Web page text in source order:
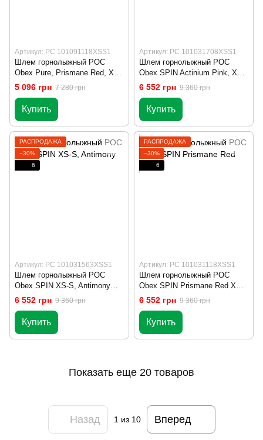
Артикул: PC 101091118XSS1
Шлем горнолыжный POC
Obex Pure, Prismane Red, XS-
S (PC 101091118XSS1)
5 096 грн 7 280 грн
Купить
Артикул: PC 101031708XSS1
Шлем горнолыжный POC
Obex SPIN Actinium Pink, XS-
S
6 552 грн 9 360 грн
Купить
РАСПРОДАЖА
−30%
6
Артикул: PC 101031563XSS1
Шлем горнолыжный POC
Obex SPIN XS-S, Antimony
Blue
6 552 грн 9 360 грн
Купить
РАСПРОДАЖА
−30%
6
Артикул: PC 101031118XSS1
Шлем горнолыжный POC
Obex SPIN Prismane Red XS-
S
6 552 грн 9 360 грн
Купить
Показать еще 20 товаров
Назад 1из 10 Вперед